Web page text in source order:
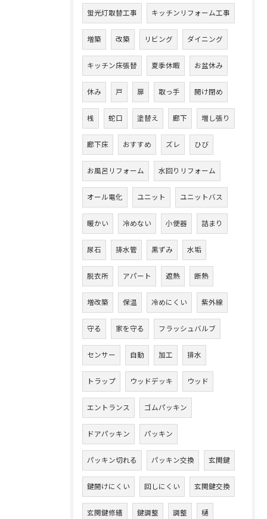
蛍光灯取替工事 キッチンリフォーム工事
増築 改築 リビング ダイニング
キッチン床張替 夏季休暇 お盆休み
休み 戸 扉 取っ手 開け閉め
桟 蛇口 塗替え 廊下 増し張り
廊下床 おすすめ ズレ ひび
お風呂リフォーム 水回りリフォーム
オール電化 ユニット ユニットバス
暖かい 冷めない 小便器 詰まり
尿石 排水管 黒ずみ 水垢
脱衣所 アパート 遮熱 断熱
増改築 保温 冷めにくい 紫外線
守る 家を守る フラッシュバルブ
センサー 自動 加工 排水
トラップ ウッドデッキ ウッド
エントランス ゴムパッキン
ドアパッキン パッキン
パッキン切れる パッキン交換 玄関鍵
鍵開けにくい 回しにくい 玄関鍵交換
玄関鍵修繕 鍵調整 調整 樋